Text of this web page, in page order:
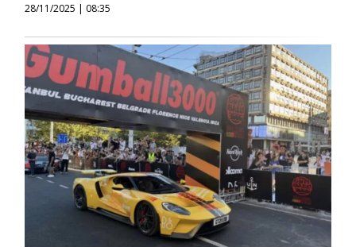
28/11/2025 | 08:35